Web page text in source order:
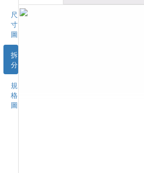
尺
寸
圖
拆
分
規
格
圖